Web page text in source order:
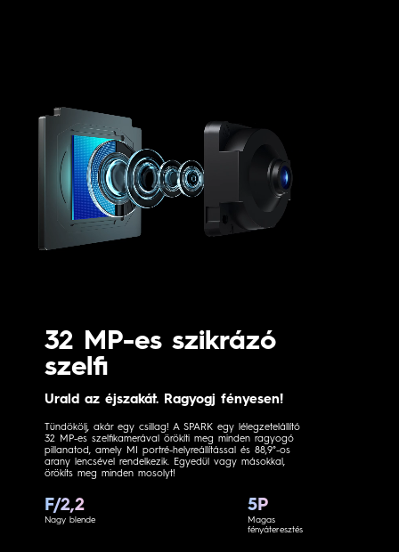
32 MP-es szikrázó
szelfi
Urald az éjszakát. Ragyogj fényesen!
Tündökölj, akár egy csillag! A SPARK egy lélegzetelállító
32 MP-es szelfikamerával örökíti meg minden ragyogó
pillanatod, amely MI portré-helyreállítással és 88,9°-os
arany lencsével rendelkezik. Egyedül vagy másokkal,
örökíts meg minden mosolyt!
F/2,2
Nagy blende
5P
Magas
fényáteresztés